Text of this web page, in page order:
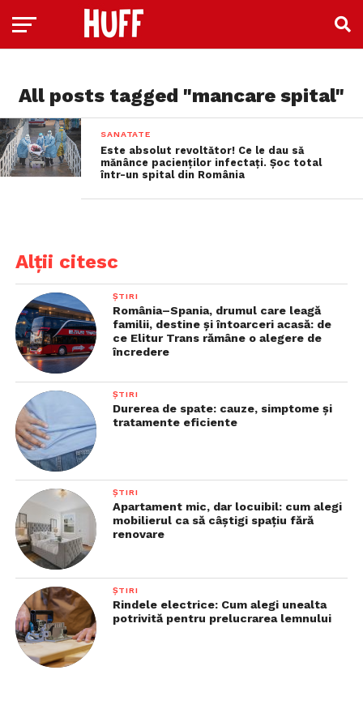
All posts tagged "mancare spital"
SANATATE
Este absolut revoltător! Ce le dau să
mănânce pacienților infectați. Șoc total
într-un spital din România
Alții citesc
ȘTIRI
România–Spania, drumul care leagă
familii, destine și întoarceri acasă: de
ce Elitur Trans rămâne o alegere de
încredere
ȘTIRI
Durerea de spate: cauze, simptome și
tratamente eficiente
ȘTIRI
Apartament mic, dar locuibil: cum alegi
mobilierul ca să câștigi spațiu fără
renovare
ȘTIRI
Rindele electrice: Cum alegi unealta
potrivită pentru prelucrarea lemnului